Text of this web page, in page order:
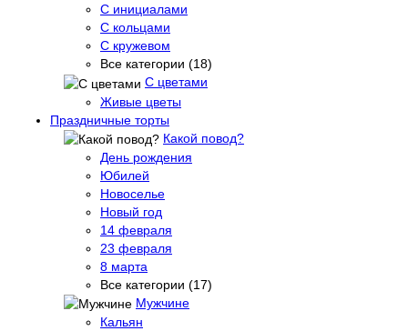
С инициалами
С кольцами
С кружевом
Все категории (18)
С цветами
Живые цветы
Праздничные торты
Какой повод?
День рождения
Юбилей
Новоселье
Новый год
14 февраля
23 февраля
8 марта
Все категории (17)
Мужчине
Кальян